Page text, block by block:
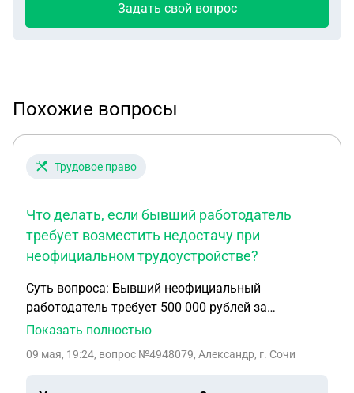
Задать свой вопрос
Похожие вопросы
Трудовое право
Что делать, если бывший работодатель
требует возместить недостачу при
неофициальном трудоустройстве?
Суть вопроса: Бывший неофициальный
работодатель требует 500 000 рублей за
недостачу, которую насчитали незаконно. Давят,
месте официально, но не знаю, как защититься.
Показать полностью
09 мая, 19:24, вопрос №4948079, Александр, г. Сочи